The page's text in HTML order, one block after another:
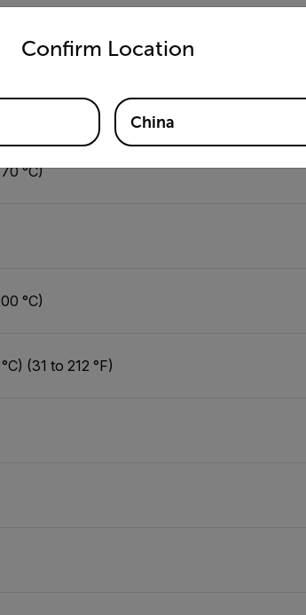
°C)
°C)
(31 to 212 °F)
Confirm Location
from the options below to access the
China